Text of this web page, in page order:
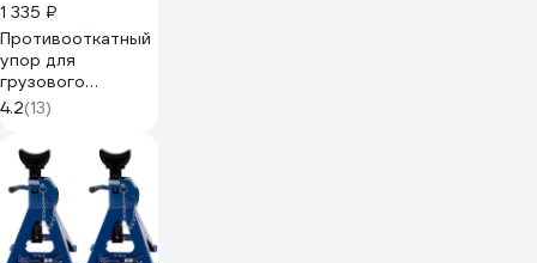
1 335 ₽
Противооткатный
упор для
грузового
транспорта
Autofamily TRUCK
WAY G53, желтый
TW.G.53.01.01
4.2(13)